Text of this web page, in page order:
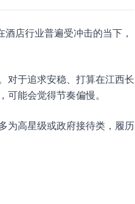
店行业普遍受冲击的当下，
对于追求安稳、打算在江西长
能会觉得节奏偏慢。
为高星级或政府接待类，履历